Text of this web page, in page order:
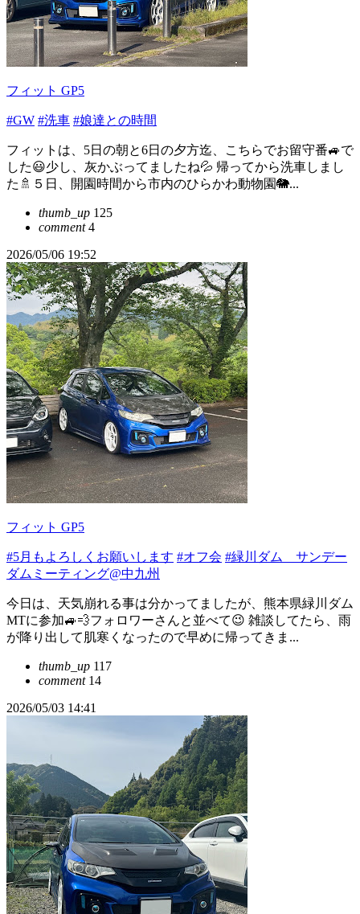
フィット GP5
#GW #洗車 #娘達との時間
フィットは、5日の朝と6日の夕方迄、こちらでお留守番🚙で
した😃少し、灰かぶってましたね💦 帰ってから洗車しまし
た🚿５日、開園時間から市内のひらかわ動物園🐘...
thumb_up 125
comment4
2026/05/06 19:52
フィット GP5
#5月もよろしくお願いします #オフ会 #緑川ダム サンデー
ダムミーティング@中九州
今日は、天気崩れる事は分かってましたが、熊本県緑川ダム
MTに参加🚙💨フォロワーさんと並べて😉 雑談してたら、雨
が降り出して肌寒くなったので早めに帰ってきま...
thumb_up 117
comment14
2026/05/03 14:41